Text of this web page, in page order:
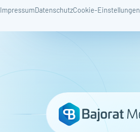
ImpressumDatenschutzCookie-Einstellungen